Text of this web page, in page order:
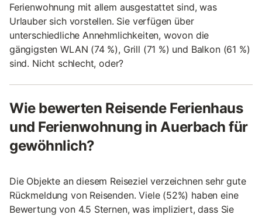
Ferienwohnung mit allem ausgestattet sind, was
Urlauber sich vorstellen. Sie verfügen über
unterschiedliche Annehmlichkeiten, wovon die
gängigsten WLAN (74 %), Grill (71 %) und Balkon (61 %)
sind. Nicht schlecht, oder?
Wie bewerten Reisende Ferienhaus
und Ferienwohnung in Auerbach für
gewöhnlich?
Die Objekte an diesem Reiseziel verzeichnen sehr gute
Rückmeldung von Reisenden. Viele (52%) haben eine
Bewertung von 4.5 Sternen, was impliziert, dass Sie